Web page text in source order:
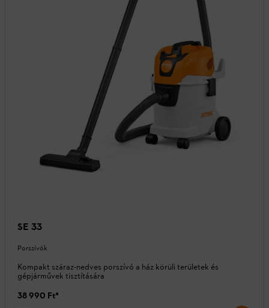
SE 33
Porszívók
Kompakt száraz-nedves porszívó a ház körüli területek és
gépjárművek tisztítására
38 990 Ft*